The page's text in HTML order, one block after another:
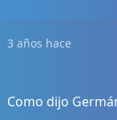
3 años hace
Como dijo